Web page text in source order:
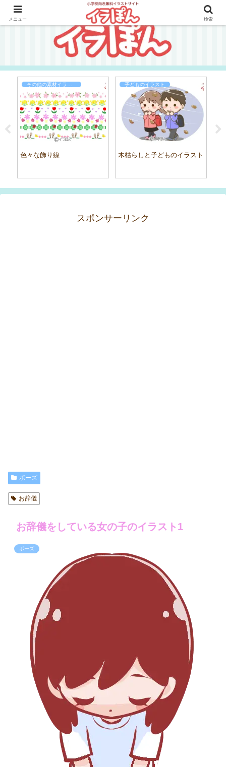
色々な飾り線
子どものイラスト
木枯らしと子どものイラスト
スポンサーリンク
ポーズ
お辞儀
お辞儀をしている女の子のイラスト1
ポーズ
メニュー 検索